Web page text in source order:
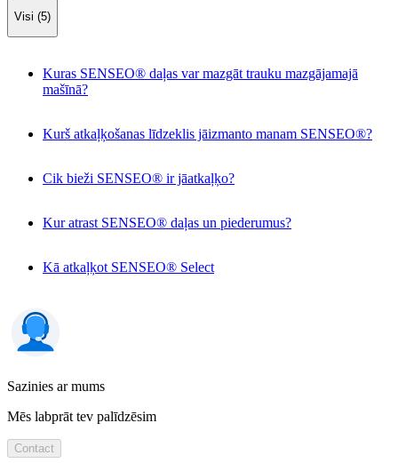
Visi (5)
Kuras SENSEO® daļas var mazgāt trauku mazgājamajā
mašīnā?
Kurš atkaļķošanas līdzeklis jāizmanto manam SENSEO®?
Cik bieži SENSEO® ir jāatkaļķo?
Kur atrast SENSEO® daļas un piederumus?
Kā atkaļķot SENSEO® Select
Sazinies ar mums
Mēs labprāt tev palīdzēsim
Contact